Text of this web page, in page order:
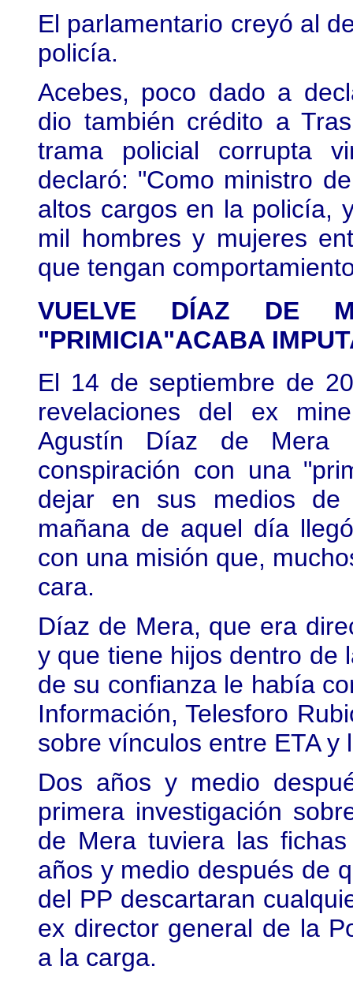
El parlamentario creyó al
policía.
Acebes, poco dado a
dio también crédito a
trama policial corrupta
declaró: "Como ministro
altos cargos en la policía,
mil hombres y mujeres
que tengan
VUELVE DÍAZ DE
"PRIMICIA"ACABA
El 14 de septiembre de
revelaciones del ex
Agustín Díaz de
conspiración con una
dejar en sus medios de
mañana de aquel día
con una misión que,
cara.
Díaz de Mera, que era
y que tiene hijos dentro de
de su confianza le había
Información, Telesforo
sobre vínculos entre ETA y
Dos años y medio
primera investigación
de Mera tuviera las
años y medio después de
del PP descartaran
ex director general de la
a la carga.